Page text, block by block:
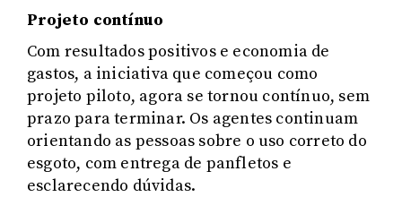
Projeto contínuo
Com resultados positivos e economia de
gastos, a iniciativa que começou como
projeto piloto, agora se tornou contínuo, sem
prazo para terminar. Os agentes continuam
orientando as pessoas sobre o uso correto do
esgoto, com entrega de panfletos e
esclarecendo dúvidas.